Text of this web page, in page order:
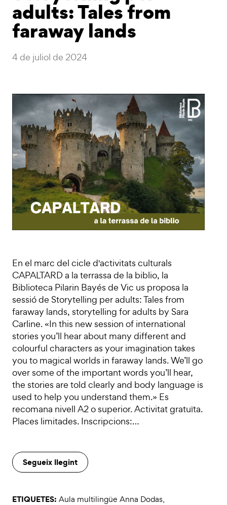
adults: Tales from
faraway lands
4 de juliol de 2024
En el marc del cicle d'activitats culturals
CAPALTARD a la terrassa de la biblio, la
Biblioteca Pilarin Bayés de Vic us proposa la
sessió de Storytelling per adults: Tales from
faraway lands, storytelling for adults by Sara
Carline. «In this new session of international
stories you’ll hear about many different and
colourful characters as your imagination takes
you to magical worlds in faraway lands. We’ll go
over some of the important words you’ll hear,
the stories are told clearly and body language is
used to help you understand them.» Es
recomana nivell A2 o superior. Activitat gratuïta.
Places limitades. Inscripcions:…
Segueix llegint
ETIQUETES: Aula multilingüe Anna Dodas,